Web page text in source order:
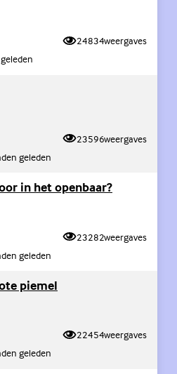
24834weergaves
23596weergaves
geleden
in het openbaar?
23282weergaves
geleden
piemel
22454weergaves
geleden